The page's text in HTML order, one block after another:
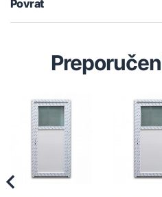
Povrat